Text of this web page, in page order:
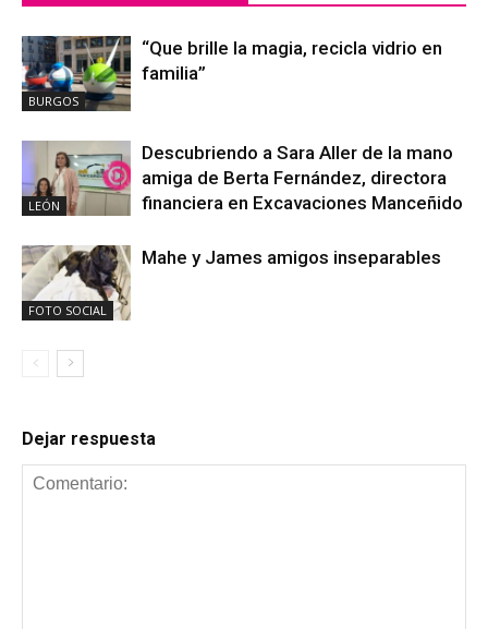
BURGOS
“Que brille la magia, recicla vidrio en
familia”
LEÓN
Descubriendo a Sara Aller de la mano
amiga de Berta Fernández, directora
financiera en Excavaciones Manceñido
FOTO SOCIAL
Mahe y James amigos inseparables
Dejar respuesta